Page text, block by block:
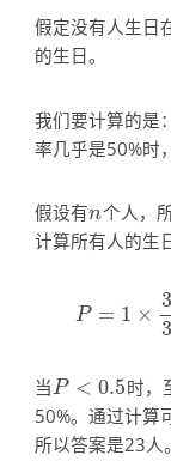
假定没有人生日
的生日。
我们要计算的是
率几乎是50%时
假设有n
n个人，
计算所有人的生
P = 1 ×
P=1 ×
当P < 0.5
P< 0.5
时，
50%。通过计算
所以答案是23人。